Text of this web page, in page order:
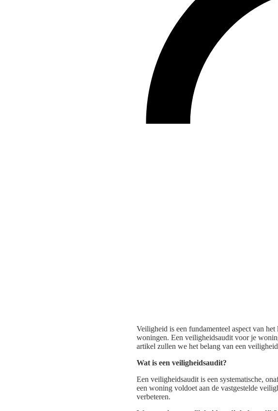
Veiligheid is een fundamenteel aspect van
woningen. Een veiligheidsaudit voor je
artikel zullen we het belang van een
Wat is een veiligheidsaudit?
Een veiligheidsaudit is een systematische,
een woning voldoet aan de vastgestelde
verbeteren.